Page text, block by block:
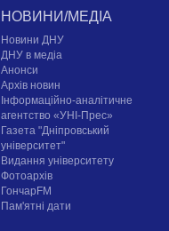
НОВИНИ/МЕДІА
Новини ДНУ
ДНУ в медіа
Анонси
Архів новин
Інформаційно-аналітичне
агентство «УНІ-Прес»
Газета "Дніпровський
університет"
Видання університету
Фотоархів
ГончарFM
Пам'ятні дати